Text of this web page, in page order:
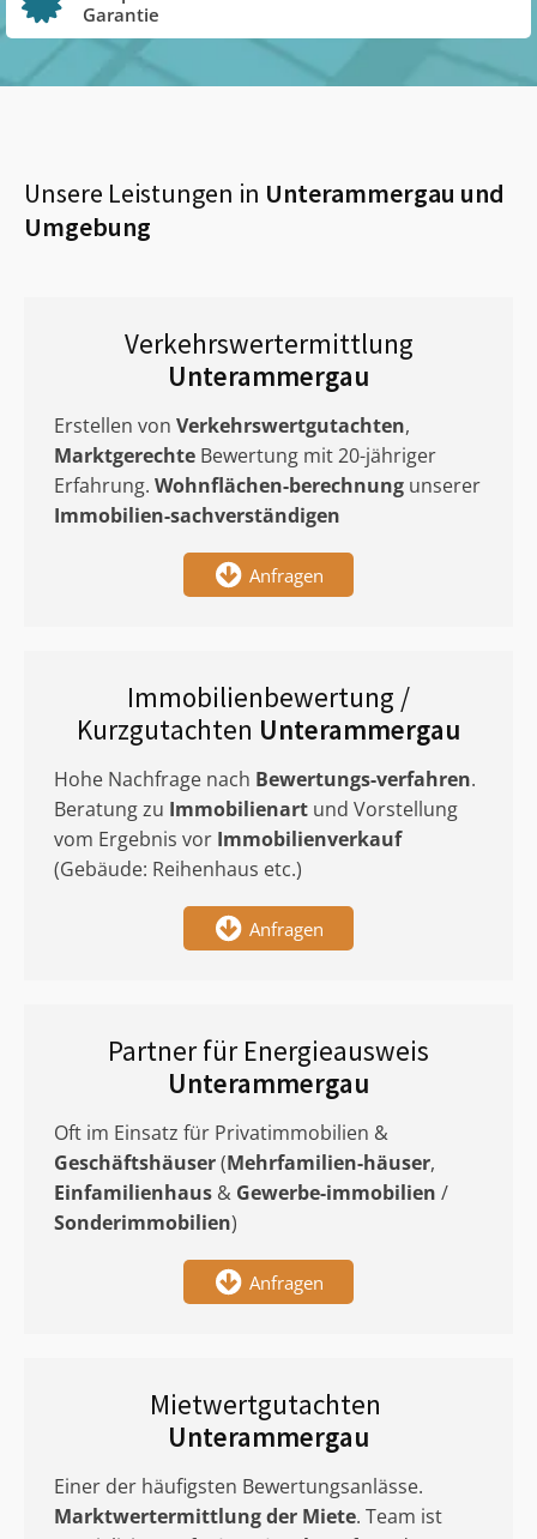
Garantie
Unsere Leistungen in Unterammergau und
Umgebung
Verkehrswertermittlung
Unterammergau
Erstellen von Verkehrswertgutachten,
Marktgerechte Bewertung mit 20-jähriger
Erfahrung. Wohnflächen-berechnung unserer
Immobilien-sachverständigen
Anfragen
Immobilienbewertung /
Kurzgutachten Unterammergau
Hohe Nachfrage nach Bewertungs-verfahren.
Beratung zu Immobilienart und Vorstellung
vom Ergebnis vor Immobilienverkauf
(Gebäude: Reihenhaus etc.)
Anfragen
Partner für Energieausweis
Unterammergau
Oft im Einsatz für Privatimmobilien &
Geschäftshäuser(Mehrfamilien-häuser,
Einfamilienhaus & Gewerbe-immobilien /
Sonderimmobilien)
Anfragen
Mietwertgutachten
Unterammergau
Einer der häufigsten Bewertungsanlässe.
Marktwertermittlungder Miete. Team ist